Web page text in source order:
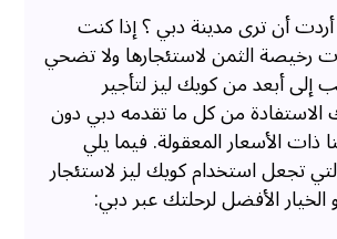
أن ترى مدينة دبي ؟ إذا كنت
الثمن لاستئجارها ولا تضحي
إلى أبعد من كويك ليز لتأجير
الاستفادة من كل ما تقدمه دبي دون
ذات الأسعار المعقولة. فيما يلي
تجعل استخدام كويك ليز لاستئجار
الأفضل لرحلتك عبر دبي: